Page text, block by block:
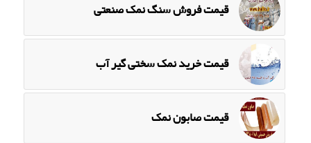
قیمت فروش سنگ نمک صنعتی
قیمت خرید نمک سختی گیر آب
قیمت صابون نمک